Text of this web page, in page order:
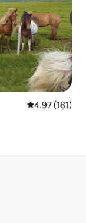
औसत रेटिंग 5 में से
4.97 (181)